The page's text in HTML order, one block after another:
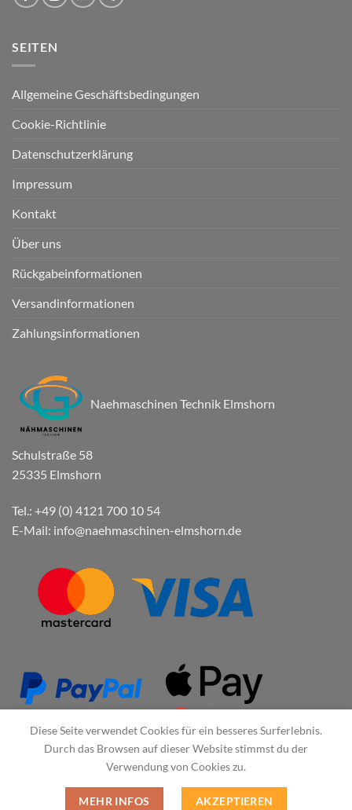
SEITEN
Allgemeine Geschäftsbedingungen
Cookie-Richtlinie
Datenschutzerklärung
Impressum
Kontakt
Über uns
Rückgabeinformationen
Versandinformationen
Zahlungsinformationen
Naehmaschinen Technik Elmshorn
Schulstraße 58
25335 Elmshorn
Tel.: +49 (0) 4121 700 10 54
E-Mail: info@naehmaschinen-elmshorn.de
Diese Seite verwendet Cookies für ein besseres Surferlebnis.
Durch das Browsen auf dieser Website stimmst du der
Verwendung von Cookies zu.
MEHR INFOS AKZEPTIEREN